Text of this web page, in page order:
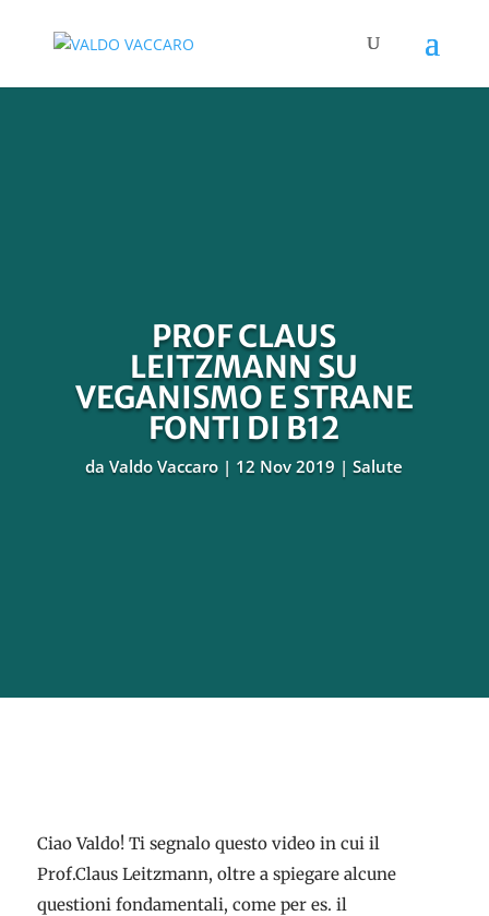
PROF CLAUS
LEITZMANN SU
VEGANISMO E STRANE
FONTI DI B12
daValdo Vaccaro 12 Nov 2019 Salute
Ciao Valdo! Ti segnalo questo video in cui il
Prof.Claus Leitzmann, oltre a spiegare alcune
questioni fondamentali, come per es. il